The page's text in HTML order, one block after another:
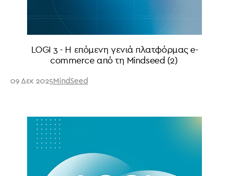
LOGI 3 - Η επόμενη γενιά πλατφόρμας e-
commerce από τη Mindseed (2)
09 Δεκ 2025MindSeed